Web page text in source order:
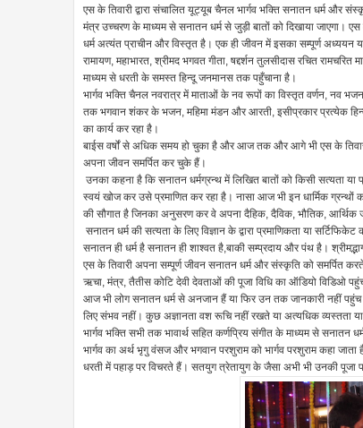
एस के तिवारी द्वारा संचालित यूट्यूब चैनल भार्गव भक्ति सनातन धर्म
मंत्र उच्चरण के माध्यम से सनातन धर्म से जुड़ी बातों को दिखाया जाएगा।
धर्म अत्यंत प्राचीन और विस्तृत है। एक ही जीवन में इसका सम्पूर्ण अध्ययन
रामायण, महाभारत, श्रीमद भगवत गीता, षद्दर्शन तुलसीदास रचित
माध्यम से धरती के समस्त हिन्दू जनमानस तक पहुँचाना है।
भार्गव भक्ति चैनल नवरात्र में माताओं के नव रूपों का विस्तृत वर्णन, नव
तक भगवान शंकर के भजन, महिमा मंडन और आरती, इसीप्रकार प्रत्येक
का कार्य कर रहा है।
बाईस वर्षों से अधिक समय हो चुका है और आज तक और आगे भी एस के
अपना जीवन समर्पित कर चुके हैं।
उनका कहना है कि सनातन धर्मग्रन्थ में लिखित बातों को किसी सत्यता
स्वयं खोज कर उसे प्रमाणित कर रहा है। नासा आज भी इन धार्मिक ग्रन्थों
की सौगात है जिनका अनुसरण कर वे अपना दैहिक, दैविक, भौतिक,
सनातन धर्म की सत्यता के लिए विज्ञान के द्वारा प्रमाणिकता या
सनातन ही धर्म है सनातन ही शाश्वत है,बाकी सम्प्रदाय और पंथ है।
एस के तिवारी अपना सम्पूर्ण जीवन सनातन धर्म और संस्कृति को
ऋचा, मंत्र, तैतीस कोटि देवी देवताओं की पूजा विधि का ऑडियो विडिओ
आज भी लोग सनातन धर्म से अनजान हैं या फिर उन तक जानकारी नहीं पहुंच
लिए संभव नहीं। कुछ अज्ञानता वश रूचि नहीं रखते या अत्यधिक व्यस्तता या
भार्गव भक्ति सभी तक भावार्थ सहित कर्णप्रिय संगीत के माध्यम से सनातन
भार्गव का अर्थ भृगु वंसज और भगवान परशुराम को भार्गव परशुराम कहा
धरती में पहाड़ पर विचरते हैं। सतयुग त्रेतायुग के जैसा अभी भी उनकी पूजा